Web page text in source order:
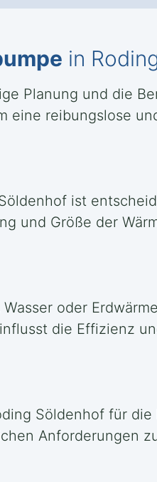
in
Planung und die
eine reibungslose
ist
und Größe der
oder
die Effizienz
Söldenhof für
Anforderungen